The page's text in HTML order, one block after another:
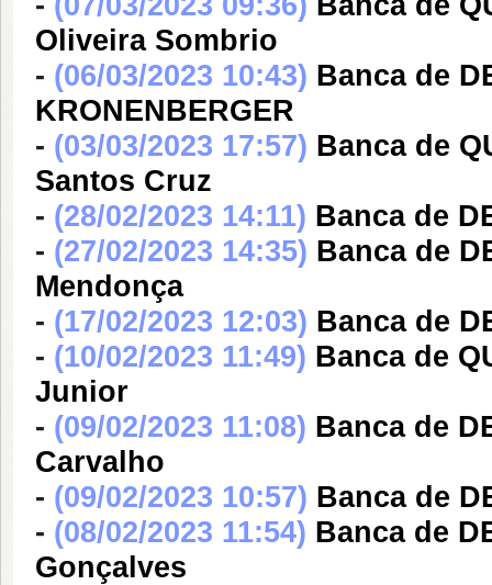
Oliveira Sombrio
- (06/03/2023 10:43) Banca de
KRONENBERGER
- (03/03/2023 17:57) Banca de
Santos Cruz
- (28/02/2023 14:11) Banca de
- (27/02/2023 14:35) Banca de
Mendonça
- (17/02/2023 12:03) Banca de
- (10/02/2023 11:49) Banca de
Junior
- (09/02/2023 11:08) Banca de
Carvalho
- (09/02/2023 10:57) Banca de
- (08/02/2023 11:54) Banca de
Gonçalves